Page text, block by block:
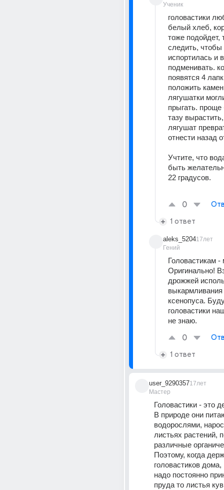
Ученик
головастики
белый хлеб,
тоже подойдет,
следить, чтобы
испортилась и
подменивать.
появятся 4
положить
лягушатки
прыгать. проще
тазу
лягушат
отнести назад
Учтите, что
быть
22 градусов.
0
1 ответ
aleks_5204
Гений
17лет
Головастикам -
Оригинально!
дрожжей
выкармливания
ксенопуса.
головастики
не знаю.
0
1 ответ
user_9290357
Мастер
17лет
Головастики - это
В природе они
водорослями,
листьях растений,
различные
Поэтому, когда
головастиков
надо постоянно
пруда то листья